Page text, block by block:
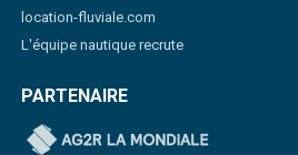
location-fluviale.com
L'équipe nautique recrute
PARTENAIRE